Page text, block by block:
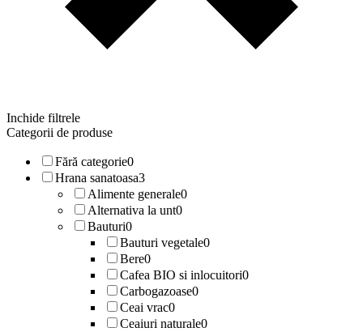
Inchide filtrele
Categorii de produse
Fără categorie0
Hrana sanatoasa3
Alimente generale0
Alternativa la unt0
Bauturi0
Bauturi vegetale0
Bere0
Cafea BIO si inlocuitori0
Carbogazoase0
Ceai vrac0
Ceaiuri naturale0